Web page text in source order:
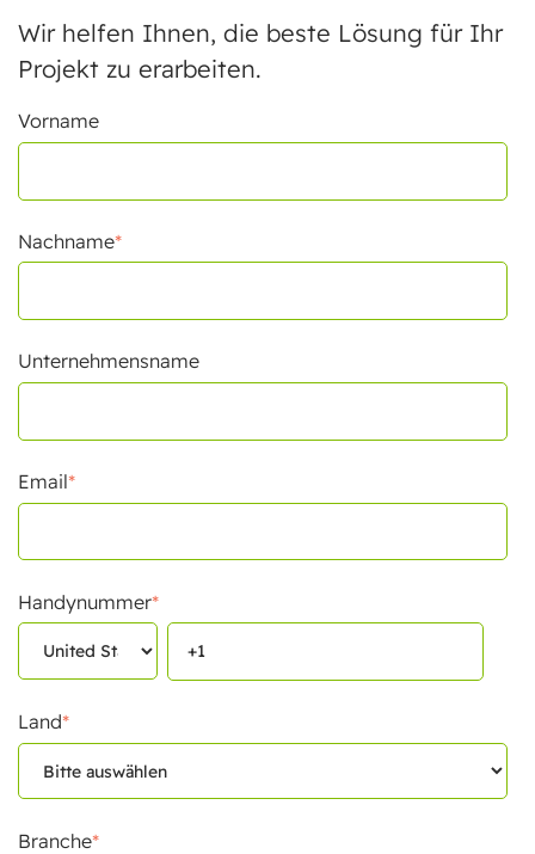
Wir helfen Ihnen, die beste Lösung für Ihr
Projekt zu erarbeiten.
Vorname
Nachname*
Unternehmensname
Email*
Handynummer*
Land*
Branche*